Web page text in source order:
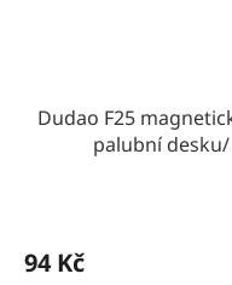
Dudao F25
palubní
94 Kč